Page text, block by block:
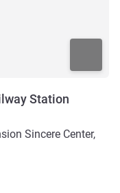
Station
Sincere Center,